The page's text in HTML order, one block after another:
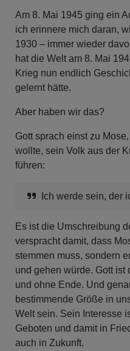
Am 8. Mai 1945 ging ein
ich erinnere mich daran,
1930 – immer wieder
hat die Welt am 8. Mai
Krieg nun endlich
gelernt hätte.
Aber haben wir das?
Gott sprach einst zu
wollte, sein Volk aus der
führen:
Ich werde sein, der
Es ist die Umschreibung
verspracht damit, dass
stemmen muss, sondern
und gehen würde. Gott ist
und ohne Ende. Und
bestimmende Größe in
Welt sein. Sein Interesse
Geboten und damit in
auch in Zukunft.